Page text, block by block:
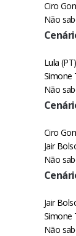
Ciro
Não
Lula
Simone
Não
Ciro
Jair
Não
Jair
Simone
Não